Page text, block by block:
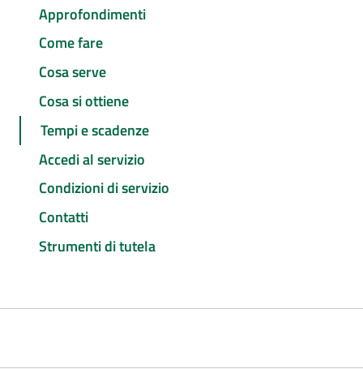
Approfondimenti
Come fare
Cosa serve
Cosa si ottiene
Tempi e scadenze
Accedi al servizio
Condizioni di servizio
Contatti
Strumenti di tutela